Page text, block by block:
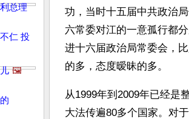
总理
仁 投
🖼️
功，当时十五届中共政治
六常委对江的一意孤行都
进十六届政治局常委会，
的多，态度暧昧的多。
从1999年到2009年已经是
大法传遍80多个国家。对